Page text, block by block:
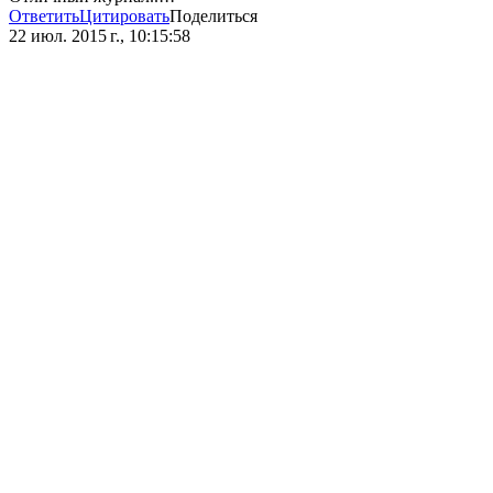
ОтветитьЦитироватьПоделиться
22 июл. 2015 г., 10:15:58